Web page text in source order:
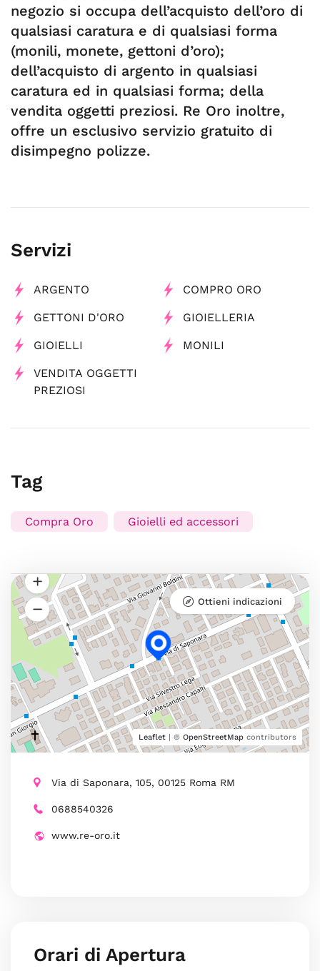
negozio si occupa dell’acquisto dell’oro di
qualsiasi caratura e di qualsiasi forma
(monili, monete, gettoni d’oro);
dell’acquisto di argento in qualsiasi
caratura ed in qualsiasi forma; della
vendita oggetti preziosi. Re Oro inoltre,
offre un esclusivo servizio gratuito di
disimpegno polizze.
Servizi
ARGENTO COMPRO ORO
GETTONI D'ORO GIOIELLERIA
GIOIELLI MONILI
VENDITA OGGETTI
PREZIOSI
Tag
Compra Oro Gioielli ed accessori
Leaflet | © OpenStreetMap contributors
Ottieni indicazioni
Via di Saponara, 105, 00125 Roma RM
0688540326
www.re-oro.it
Orari di Apertura